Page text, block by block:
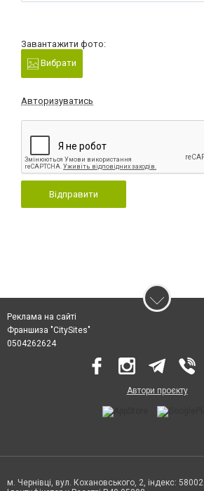
Завантажити фото:
Вибрати
Авторизуватись
Відправити
Реклама на сайті
Франшиза "CitySites"
0504262624
Автори проєкту
м. Чернівці, вул. Кохановського, 2, індекс: 58002